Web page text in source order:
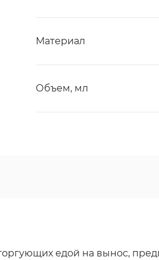
Материал
Объем, мл
едой на вынос,